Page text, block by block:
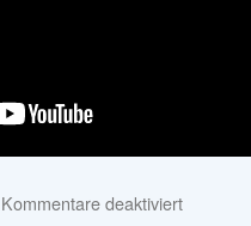
Kommentare deaktiviert